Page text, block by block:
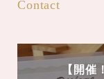
Contact
【開催